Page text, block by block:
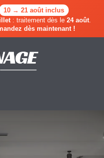
10 → 21 août inclus
: traitement dès le 24 août.
dès maintenant !